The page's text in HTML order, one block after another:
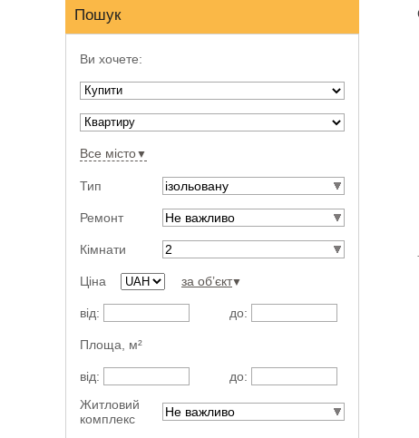
Пошук
Ви хочете:
Все місто▼
Тип ізольовану
Ремонт Не важливо
Кімнати 2
Ціна за об’єкт▼
від: до:
Площа, м²
від:
до:
Житловий
комплекс
Не важливо